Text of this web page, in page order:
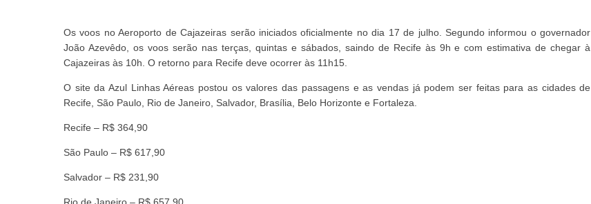
Os voos no Aeroporto de Cajazeiras serão iniciados oficialmente no dia 17 de julho. Segundo informou o governador
João Azevêdo, os voos serão nas terças, quintas e sábados, saindo de Recife às 9h e com estimativa de chegar à
Cajazeiras às 10h. O retorno para Recife deve ocorrer às 11h15.
O site da Azul Linhas Aéreas postou os valores das passagens e as vendas já podem ser feitas para as cidades de
Recife, São Paulo, Rio de Janeiro, Salvador, Brasília, Belo Horizonte e Fortaleza.
Recife – R$ 364,90
São Paulo – R$ 617,90
Salvador – R$ 231,90